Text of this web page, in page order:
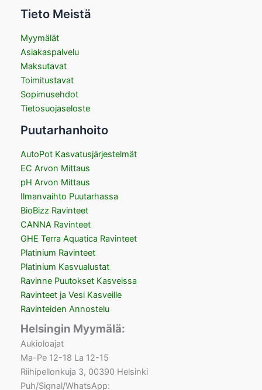
Tieto Meistä
Myymälät
Asiakaspalvelu
Maksutavat
Toimitustavat
Sopimusehdot
Tietosuojaseloste
Puutarhanhoito
AutoPot Kasvatusjärjestelmät
EC Arvon Mittaus
pH Arvon Mittaus
Ilmanvaihto Puutarhassa
BioBizz Ravinteet
CANNA Ravinteet
GHE Terra Aquatica Ravinteet
Platinium Ravinteet
Platinium Kasvualustat
Ravinne Puutokset Kasveissa
Ravinteet ja Vesi Kasveille
Ravinteiden Annostelu
Helsingin Myymälä:
Aukioloajat
Ma-Pe 12-18 La 12-15
Riihipellonkuja 3, 00390 Helsinki
Puh/Signal/WhatsApp: